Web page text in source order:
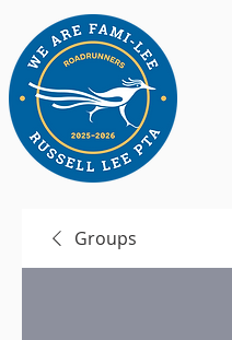
Groups